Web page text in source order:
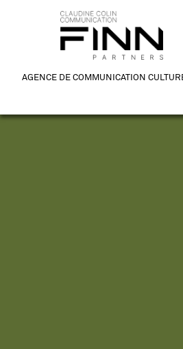
AGENCE DE COMMUNICATION